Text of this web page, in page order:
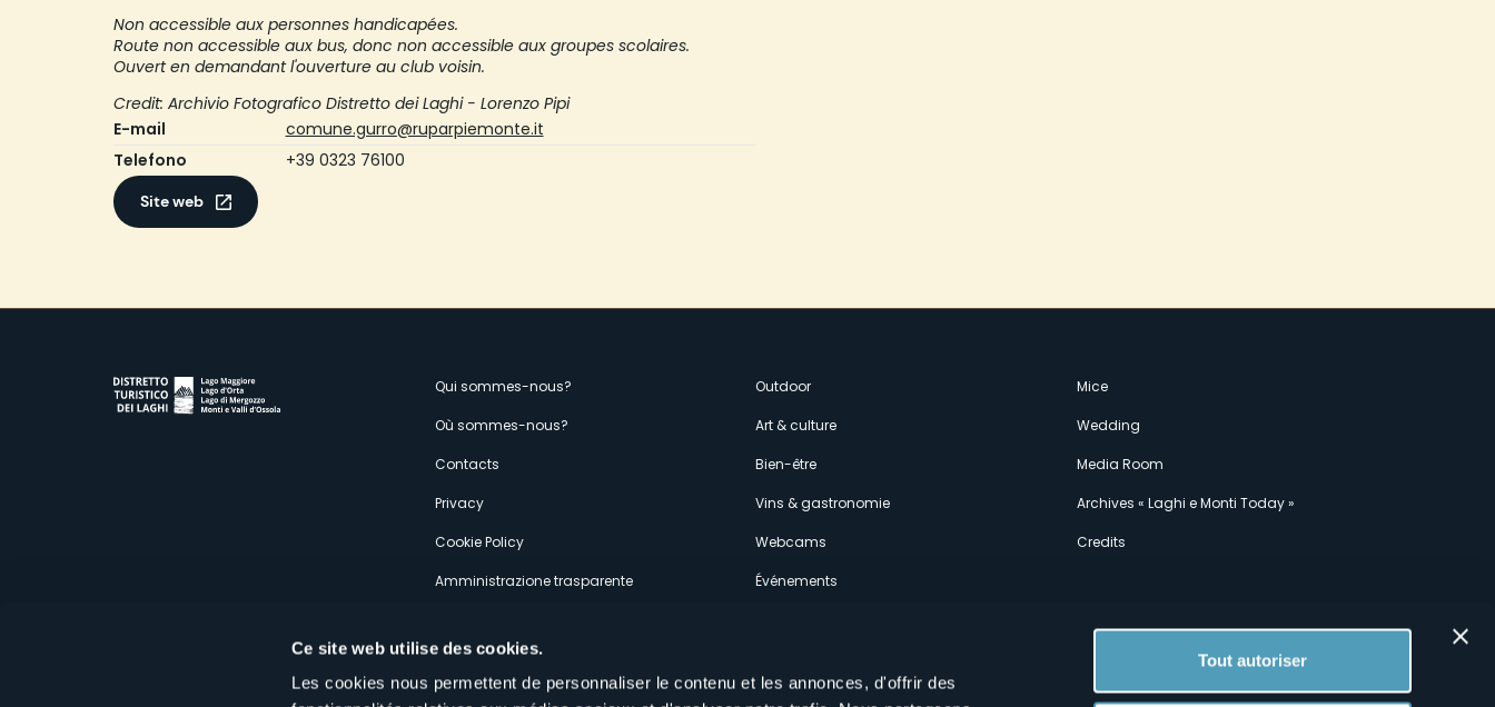
Ce site web utilise des cookies.
Les cookies nous permettent de personnaliser le contenu et les annonces, d'offrir des
Tout autoriser
Non accessible aux personnes handicapées.
Route non accessible aux bus, donc non accessible aux groupes scolaires.
Ouvert en demandant l'ouverture au club voisin.
Credit: Archivio Fotografico Distretto dei Laghi - Lorenzo Pipi
E-mail
comune.gurro@ruparpiemonte.it
Telefono
+39 0323 76100
Site web
Menù
secondario
Qui sommes-nous?
Où sommes-nous?
Contacts
Privacy
Cookie Policy
Amministrazione trasparente
Outdoor
Art & culture
Bien-être
Vins & gastronomie
Webcams
Événements
Mice
Wedding
Media Room
Archives « Laghi e Monti Today »
Credits